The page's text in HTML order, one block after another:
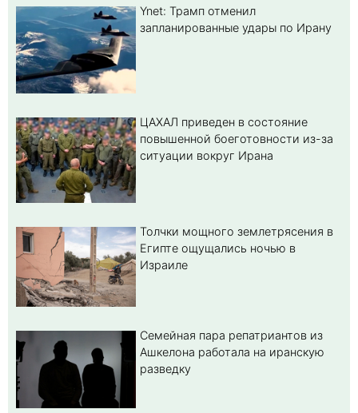
Ynet: Трамп отменил
запланированные удары по Ирану
ЦАХАЛ приведен в состояние
повышенной боеготовности из-за
ситуации вокруг Ирана
Толчки мощного землетрясения в
Египте ощущались ночью в
Израиле
Семейная пара репатриантов из
Ашкелона работала на иранскую
разведку